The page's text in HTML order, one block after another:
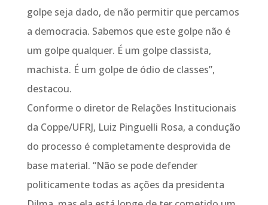
golpe seja dado, de não permitir que percamos
a democracia. Sabemos que este golpe não é
um golpe qualquer. É um golpe classista,
machista. É um golpe de ódio de classes”,
destacou.
Conforme o diretor de Relações Institucionais
da Coppe/UFRJ, Luiz Pinguelli Rosa, a condução
do processo é completamente desprovida de
base material. “Não se pode defender
politicamente todas as ações da presidenta